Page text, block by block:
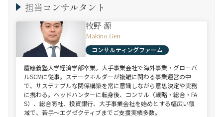
担当コンサルタント
牧野 源
Makino Gen
コンサルティングファーム
慶應義塾大学経済学部卒業。大手事業会社で海外事業・グローバ
ルSCMに従事。ステークホルダーが複雑に関わる事業運営の中
で、サステナブルな関係構築を常に意識しながら意思決定や実務
に携わる。ヘッドハンターに転身後、コンサル（戦略・総合・FA
S）、総合商社、投資銀行、大手事業会社を始めとする幅広い領
域で、若手～エグゼクティブまでご支援実績多数。